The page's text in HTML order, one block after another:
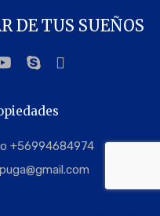
DE TUS SUEÑOS
+56994684974